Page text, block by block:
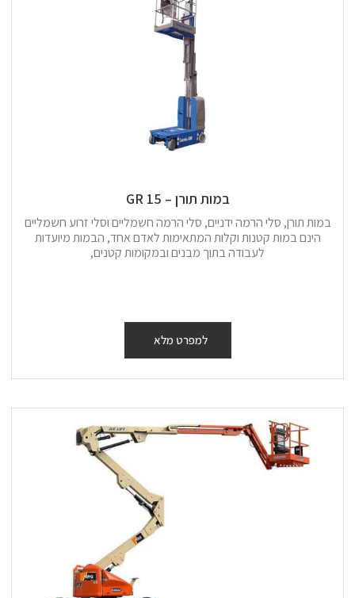
במות תורן – 15 GR
במות תורן, סלי הרמה ידניים, סלי הרמה חשמליים וסלי זרוע חשמליים
הינם במות קטנות וקלות המתאימות לאדם אחד, הבמות מיועדות
לעבודה בתוך מבנים ובמקומות קטנים,
למפרט מלא